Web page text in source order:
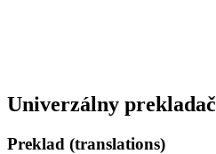
Univerzálny prekladač
Preklad (translations)